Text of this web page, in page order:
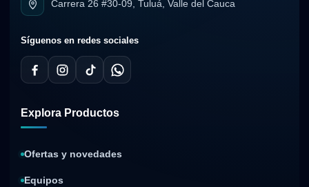
Carrera 26 #30-09, Tuluá, Valle del Cauca
Síguenos en redes sociales
Explora Productos
Ofertas y novedades
Equipos